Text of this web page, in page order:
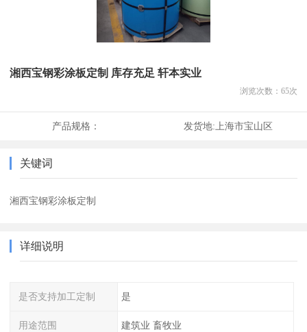
湘西宝钢彩涂板定制 库存充足 轩本实业
浏览次数： 65次
产品规格： 发货地:上海市宝山区
关键词
湘西宝钢彩涂板定制
详细说明
是否支持加工定制 是
用途范围 建筑业 畜牧业